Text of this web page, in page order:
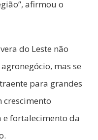
afirmou o
do Leste não
mas se
para grandes
crescimento
e fortalecimento da